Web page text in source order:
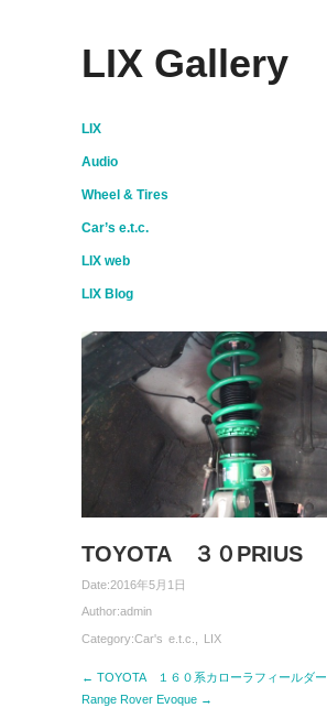
LIX Gallery
LIX
Audio
Wheel & Tires
Car’s e.t.c.
LIX web
LIX Blog
TOYOTA ３０PRIUS
Date:2016年5月1日
Author:admin
Category:Car's e.t.c. LIX
← TOYOTA １６０系カローラフィールダー
Range Rover Evoque →